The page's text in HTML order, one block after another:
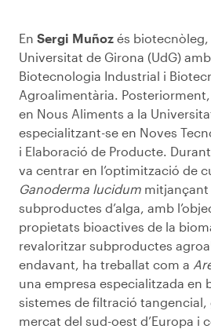
En Sergi Muñoz és
Universitat de Girona (UdG)
Biotecnologia Industrial i
Agroalimentària.
en Nous Aliments a la
especialitzant-se en Noves
i Elaboració de Producte.
va centrar en l’optimització de
Ganoderma lucidum mitjançant
subproductes d’alga, amb
propietats bioactives de la
revaloritzar subproductes
endavant, ha treballat com a
una empresa especialitzada en
sistemes de filtració tangencial,
mercat del sud-oest d’Europa i